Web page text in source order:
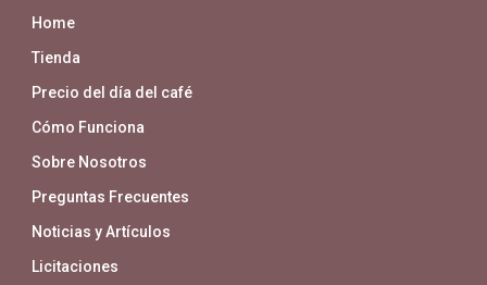
Home
Tienda
Precio del día del café
Cómo Funciona
Sobre Nosotros
Preguntas Frecuentes
Noticias y Artículos
Licitaciones